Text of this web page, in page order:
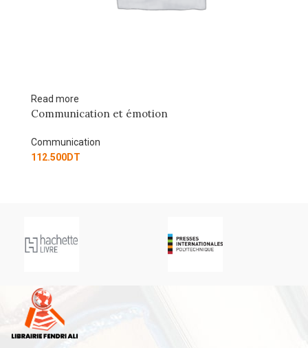
Read more
Communication et émotion
Communication
112.500DT